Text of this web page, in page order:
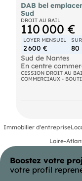
DAB bel
Sud
DROIT AU BAIL
110 000 €
LOYER MENSUEL
2 600 € 80
Sud de Nantes
En centre
Belle boutique
CESSION DROIT AU
COMMERCIAUX -
Immobilier d'entreprise
Loire-
Boostez votre
votre profil